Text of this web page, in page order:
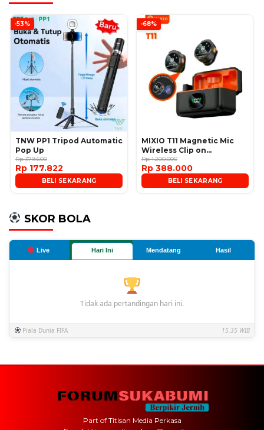
-53%
TNW PP1 Tripod Automatic
Pop Up
Rp 379.600
Rp 177.822
BELI SEKARANG
-68%
MIXIO T11 Magnetic Mic
Wireless Clip on
Microphone
Rp 1.200.000
Rp 388.000
BELI SEKARANG
SKOR BOLA
Live Hari Ini Mendatang Hasil
Tidak ada pertandingan hari ini.
Piala Dunia FIFA 15.35 WIB
Part of Titisan Media Perkasa